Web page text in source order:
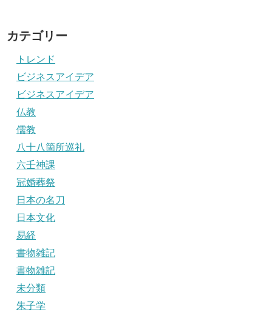
カテゴリー
トレンド
ビジネスアイデア
ビジネスアイデア
仏教
儒教
八十八箇所巡礼
六壬神課
冠婚葬祭
日本の名刀
日本文化
易経
書物雑記
書物雑記
未分類
朱子学